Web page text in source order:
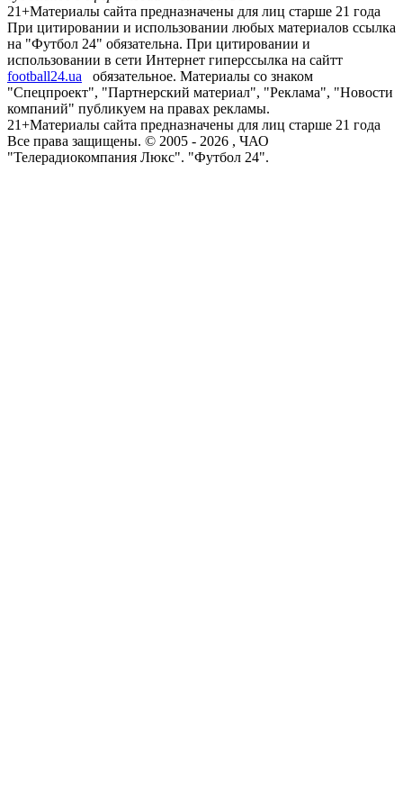
21+Материалы сайта предназначены для лиц старше 21 года
При цитировании и использовании любых материалов ссылка
на "Футбол 24" обязательна. При цитировании и
использовании в сети Интернет гиперссылка на сайтт
football24.ua
обязательное. Материалы со знаком
"Спецпроект", "Партнерский материал", "Реклама", "Новости
компаний" публикуем на правах рекламы.
21+Материалы сайта предназначены для лиц старше 21 года
Все права защищены. © 2005 - 2026 , ЧАО
"Телерадиокомпания Люкс". "Футбол 24".